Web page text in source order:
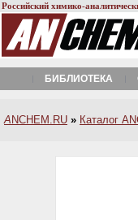
Российский химико-
БИБЛИОТЕКА
A NCHEM.RU » Каталог